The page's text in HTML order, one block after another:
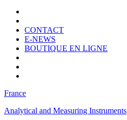
CONTACT
E-NEWS
BOUTIQUE EN LIGNE
France
Analytical and Measuring Instruments